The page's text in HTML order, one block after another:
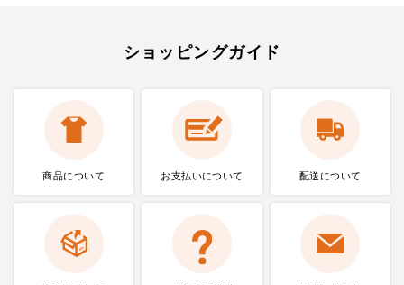
ショッピングガイド
商品について お支払いについて 配送について